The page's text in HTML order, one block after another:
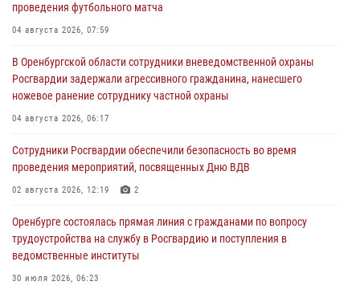
проведения футбольного матча
04 августа 2026, 07:59
В Оренбургской области сотрудники вневедомственной охраны
Росгвардии задержали агрессивного гражданина, нанесшего
ножевое ранение сотруднику частной охраны
04 августа 2026, 06:17
Сотрудники Росгвардии обеспечили безопасность во время
проведения мероприятий, посвященных Дню ВДВ
02 августа 2026, 12:19 2
Оренбурге состоялась прямая линия с гражданами по вопросу
трудоустройства на службу в Росгвардию и поступления в
ведомственные институты
30 июля 2026, 06:23